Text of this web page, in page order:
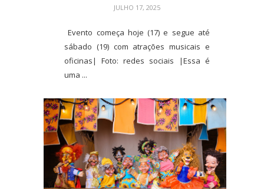
JULHO 17, 2025
Evento começa hoje (17) e segue até
sábado (19) com atrações musicais e
oficinas| Foto: redes sociais |Essa é
uma ...